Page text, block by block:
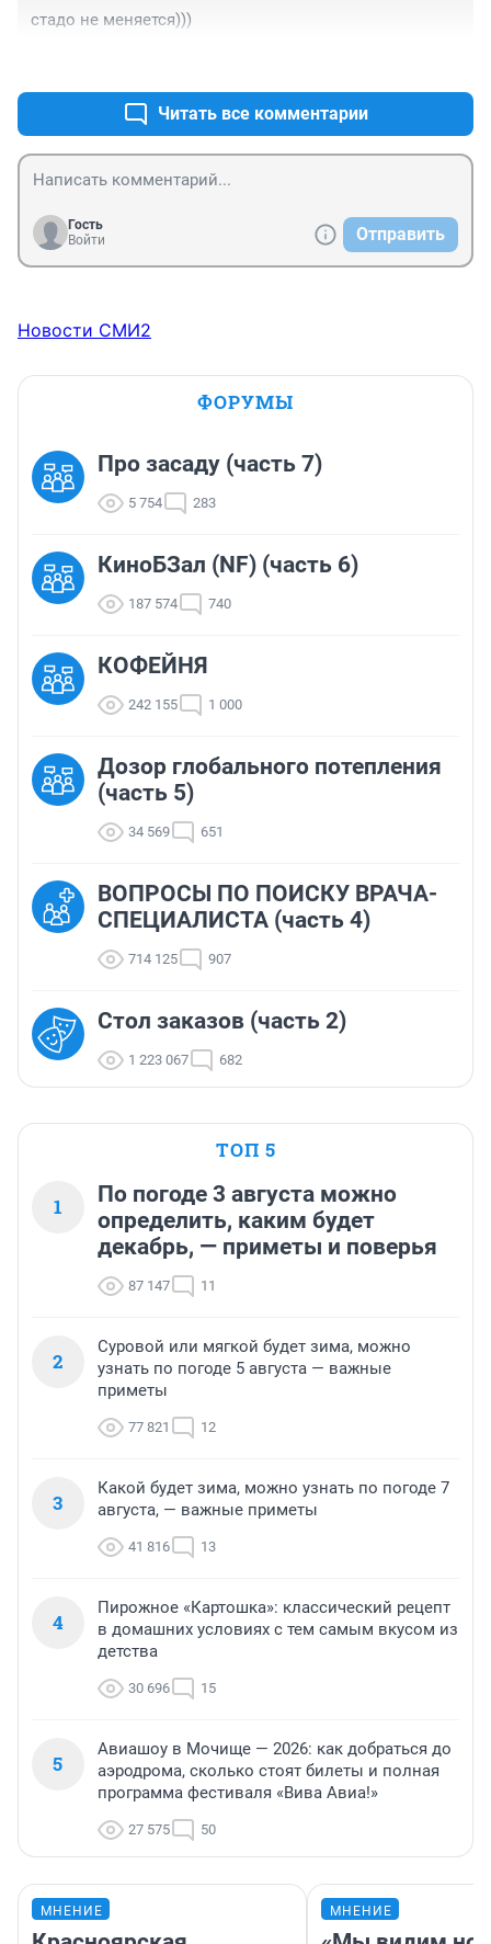
стадо не меняется)))
Читать все комментарии
Гость
Войти
Отправить
Новости СМИ2
ФОРУМЫ
Про засаду (часть 7)
5 754 283
КиноБЗал (NF) (часть 6)
187 574 740
КОФЕЙНЯ
242 155 1 000
Дозор глобального потепления
(часть 5)
34 569 651
ВОПРОСЫ ПО ПОИСКУ ВРАЧА-
СПЕЦИАЛИСТА (часть 4)
714 125 907
Стол заказов (часть 2)
1 223 067 682
ТОП 5
1
По погоде 3 августа можно
определить, каким будет
декабрь, — приметы и поверья
87 147 11
2
Суровой или мягкой будет зима, можно
узнать по погоде 5 августа — важные
приметы
77 821 12
3
Какой будет зима, можно узнать по погоде 7
августа, — важные приметы
41 816 13
4
Пирожное «Картошка»: классический рецепт
в домашних условиях с тем самым вкусом из
детства
30 696 15
5
Авиашоу в Мочище — 2026: как добраться до
аэродрома, сколько стоят билеты и полная
программа фестиваля «Вива Авиа!»
27 575 50
МНЕНИЕ МНЕНИЕ